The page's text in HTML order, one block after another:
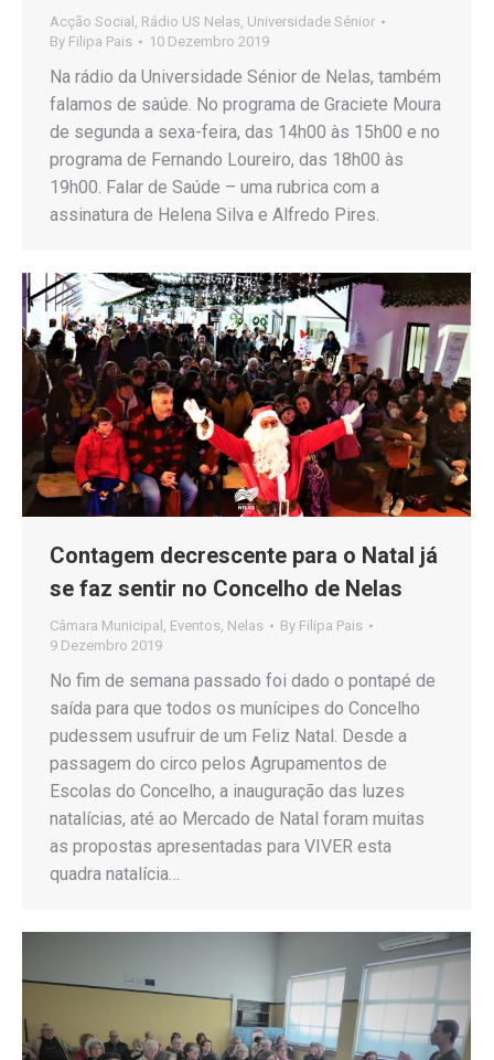
Acção Social , Rádio US Nelas, Universidade Sénior
By Filipa Pais 10 Dezembro 2019
Na rádio da Universidade Sénior de Nelas, também
falamos de saúde. No programa de Graciete Moura
de segunda a sexa-feira, das 14h00 às 15h00 e no
programa de Fernando Loureiro, das 18h00 às
19h00. Falar de Saúde – uma rubrica com a
assinatura de Helena Silva e Alfredo Pires.
Contagem decrescente para o Natal já
se faz sentir no Concelho de Nelas
Câmara Municipal , Eventos, Nelas By Filipa Pais
9 Dezembro 2019
No fim de semana passado foi dado o pontapé de
saída para que todos os munícipes do Concelho
pudessem usufruir de um Feliz Natal. Desde a
passagem do circo pelos Agrupamentos de
Escolas do Concelho, a inauguração das luzes
natalícias, até ao Mercado de Natal foram muitas
as propostas apresentadas para VIVER esta
quadra natalícia…